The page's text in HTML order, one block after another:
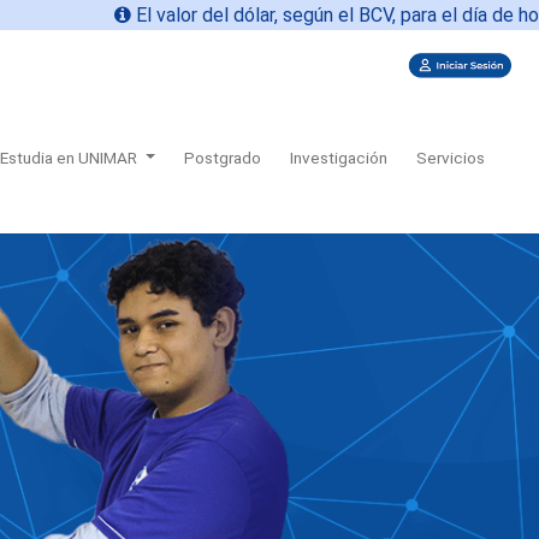
El valor del dólar, según el BCV, para el día de hoy08-
Estudia en UNIMAR Postgrado Investigación Servicios